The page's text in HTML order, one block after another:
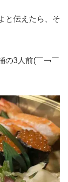
と伝えたら、そ
の3人前(￣￢￣